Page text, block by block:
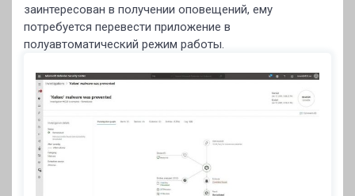
заинтересован в получении оповещений, ему
потребуется перевести приложение в
полуавтоматический режим работы.